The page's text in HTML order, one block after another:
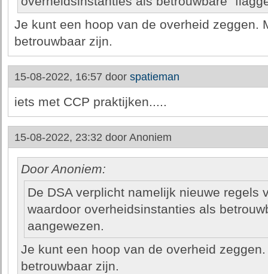
Je kunt een hoop van de overheid zeggen.
betrouwbaar zijn.
15-08-2022, 16:57 door spatieman
iets met CCP praktijken.....
15-08-2022, 23:32 door Anoniem
Door Anoniem:
De DSA verplicht namelijk nieuwe regels
waardoor overheidsinstanties als
aangewezen.
Je kunt een hoop van de overheid
betrouwbaar zijn.